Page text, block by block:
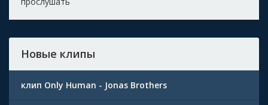
Новые клипы
клип Only Human - Jonas Brothers